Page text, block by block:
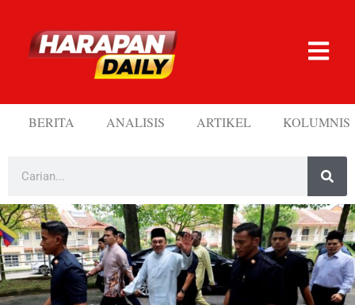
BERITA ANALISIS ARTIKEL KOLUMNIS